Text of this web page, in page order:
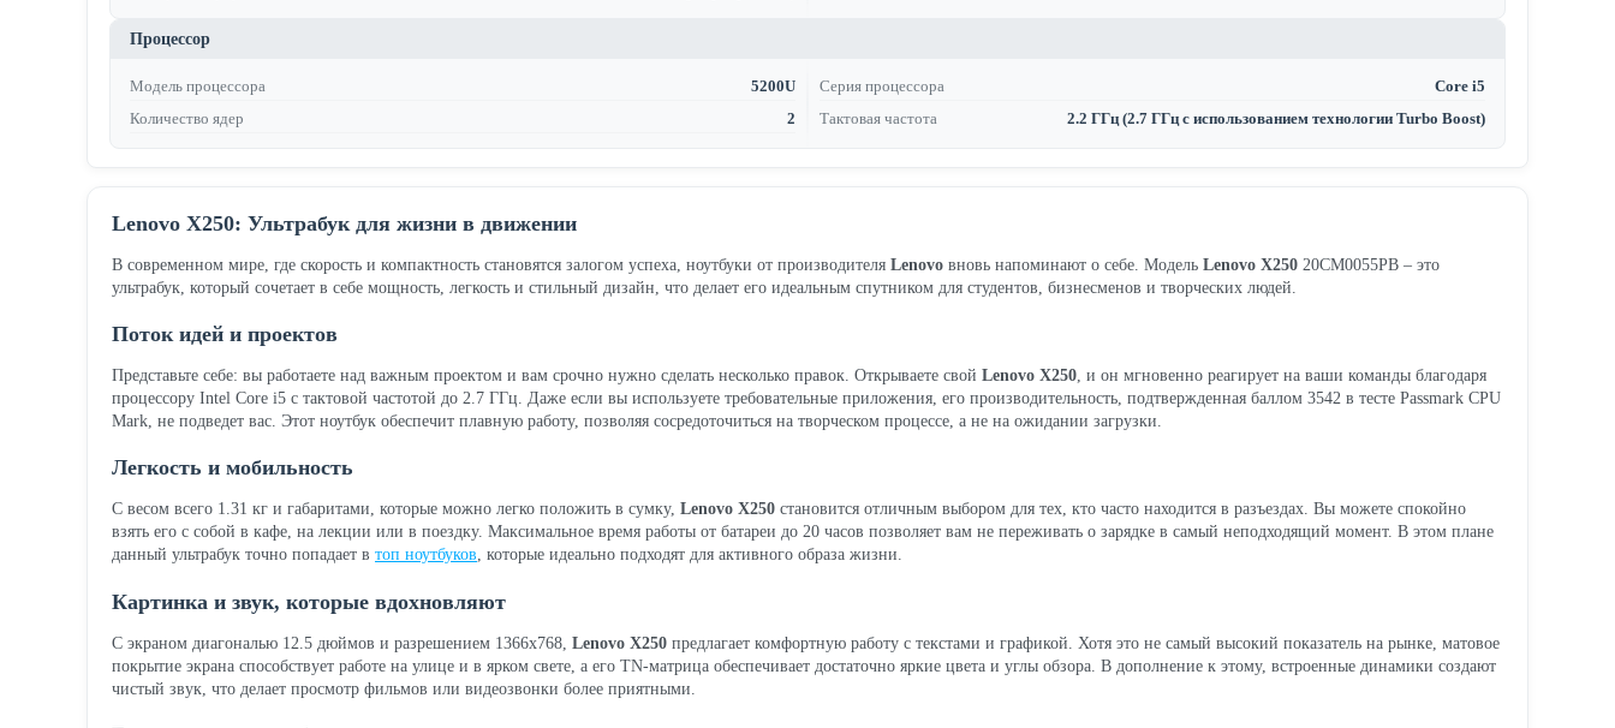
Процессор
Модель процессора 5200U Серия процессора
Core i5
Количество ядер
2 Тактовая частота 2.2 ГГц (2.7 ГГц с использованием технологии Turbo Boost)
Lenovo X250: Ультрабук для жизни в движении
В современном мире, где скорость и компактность становятся залогом успеха, ноутбуки от производителя Lenovo вновь напоминают о себе. Модель Lenovo X250 20CM0055PB – это
ультрабук, который сочетает в себе мощность, легкость и стильный дизайн, что делает его идеальным спутником для студентов, бизнесменов и творческих людей.
Поток идей и проектов
Представьте себе: вы работаете над важным проектом и вам срочно нужно сделать несколько правок. Открываете свой Lenovo X250, и он мгновенно реагирует на ваши команды благодаря
процессору Intel Core i5 с тактовой частотой до 2.7 ГГц. Даже если вы используете требовательные приложения, его производительность, подтвержденная баллом 3542 в тесте Passmark CPU
Mark, не подведет вас. Этот ноутбук обеспечит плавную работу, позволяя сосредоточиться на творческом процессе, а не на ожидании загрузки.
Легкость и мобильность
С весом всего 1.31 кг и габаритами, которые можно легко положить в сумку, Lenovo X250 становится отличным выбором для тех, кто часто находится в разъездах. Вы можете спокойно
взять его с собой в кафе, на лекции или в поездку. Максимальное время работы от батареи до 20 часов позволяет вам не переживать о зарядке в самый неподходящий момент. В этом плане
данный ультрабук точно попадает в топ ноутбуков, которые идеально подходят для активного образа жизни.
Картинка и звук, которые вдохновляют
С экраном диагональю 12.5 дюймов и разрешением 1366x768, Lenovo X250 предлагает комфортную работу с текстами и графикой. Хотя это не самый высокий показатель на рынке, матовое
покрытие экрана способствует работе на улице и в ярком свете, а его TN-матрица обеспечивает достаточно яркие цвета и углы обзора. В дополнение к этому, встроенные динамики создают
чистый звук, что делает просмотр фильмов или видеозвонки более приятными.